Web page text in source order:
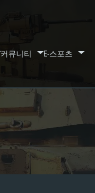
커뮤니티 E-스포츠